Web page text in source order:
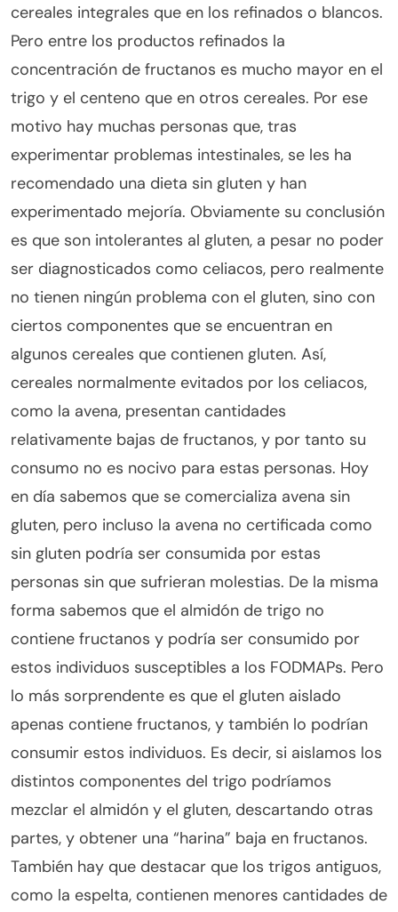
cereales integrales que en los refinados o blancos.
Pero entre los productos refinados la
concentración de fructanos es mucho mayor en el
trigo y el centeno que en otros cereales. Por ese
motivo hay muchas personas que, tras
experimentar problemas intestinales, se les ha
recomendado una dieta sin gluten y han
experimentado mejoría. Obviamente su conclusión
es que son intolerantes al gluten, a pesar no poder
ser diagnosticados como celiacos, pero realmente
no tienen ningún problema con el gluten, sino con
ciertos componentes que se encuentran en
algunos cereales que contienen gluten. Así,
cereales normalmente evitados por los celiacos,
como la avena, presentan cantidades
relativamente bajas de fructanos, y por tanto su
consumo no es nocivo para estas personas. Hoy
en día sabemos que se comercializa avena sin
gluten, pero incluso la avena no certificada como
sin gluten podría ser consumida por estas
personas sin que sufrieran molestias. De la misma
forma sabemos que el almidón de trigo no
contiene fructanos y podría ser consumido por
estos individuos susceptibles a los FODMAPs. Pero
lo más sorprendente es que el gluten aislado
apenas contiene fructanos, y también lo podrían
consumir estos individuos. Es decir, si aislamos los
distintos componentes del trigo podríamos
mezclar el almidón y el gluten, descartando otras
partes, y obtener una “harina” baja en fructanos.
También hay que destacar que los trigos antiguos,
como la espelta, contienen menores cantidades de